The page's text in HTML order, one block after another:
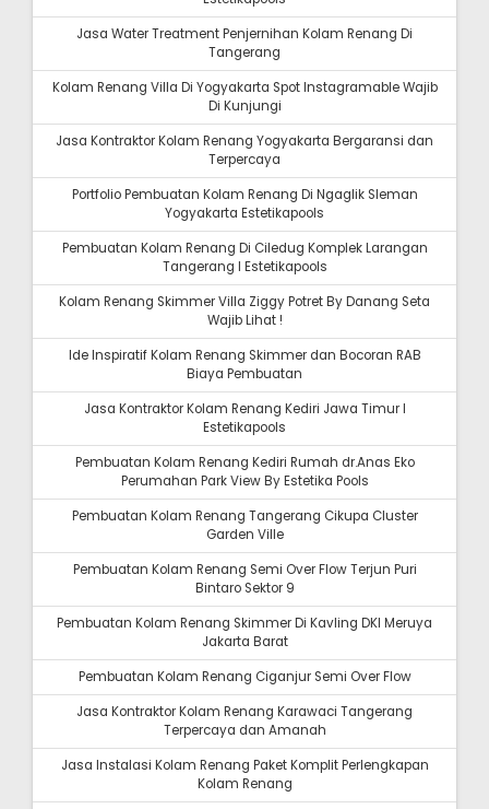
Jasa Water Treatment Penjernihan Kolam Renang Di
Tangerang
Kolam Renang Villa Di Yogyakarta Spot Instagramable Wajib
Di Kunjungi
Jasa Kontraktor Kolam Renang Yogyakarta Bergaransi dan
Terpercaya
Portfolio Pembuatan Kolam Renang Di Ngaglik Sleman
Yogyakarta Estetikapools
Pembuatan Kolam Renang Di Ciledug Komplek Larangan
Tangerang I Estetikapools
Kolam Renang Skimmer Villa Ziggy Potret By Danang Seta
Wajib Lihat !
Ide Inspiratif Kolam Renang Skimmer dan Bocoran RAB
Biaya Pembuatan
Jasa Kontraktor Kolam Renang Kediri Jawa Timur I
Estetikapools
Pembuatan Kolam Renang Kediri Rumah dr.Anas Eko
Perumahan Park View By Estetika Pools
Pembuatan Kolam Renang Tangerang Cikupa Cluster
Garden Ville
Pembuatan Kolam Renang Semi Over Flow Terjun Puri
Bintaro Sektor 9
Pembuatan Kolam Renang Skimmer Di Kavling DKI Meruya
Jakarta Barat
Pembuatan Kolam Renang Ciganjur Semi Over Flow
Jasa Kontraktor Kolam Renang Karawaci Tangerang
Terpercaya dan Amanah
Jasa Instalasi Kolam Renang Paket Komplit Perlengkapan
Kolam Renang